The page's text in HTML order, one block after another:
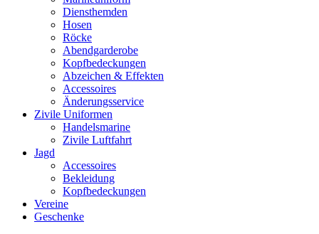
Diensthemden
Hosen
Röcke
Abendgarderobe
Kopfbedeckungen
Abzeichen & Effekten
Accessoires
Änderungsservice
Zivile Uniformen
Handelsmarine
Zivile Luftfahrt
Jagd
Accessoires
Bekleidung
Kopfbedeckungen
Vereine
Geschenke